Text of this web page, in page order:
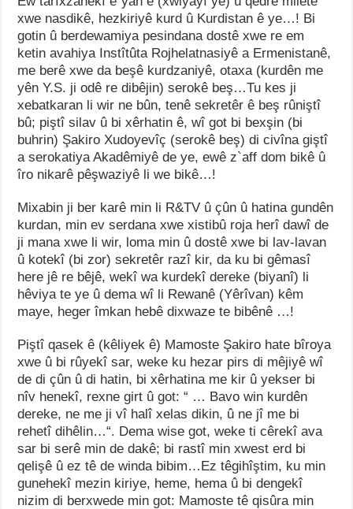
xwe nasdikê, hezkiriyê kurd û Kurdistan ê ye…! Bi
gotin û berdewamiya pesindana dostê xwe re em
ketin avahiya Instîtûta Rojhelatnasiyê a Ermenistanê,
me berê xwe da beşê kurdzaniyê, otaxa (kurdên me
yên Y.S. ji odê re dibêjin) serokê beş…Tu kes ji
xebatkaran li wir ne bûn, tenê sekretêr ê beş rûniştî
bû; piştî silav û bi xêrhatin ê, wî got bi bexşin (bi
buhrin) Şakiro Xudoyevîç (serokê beş) di civîna giştî
a serokatiya Akadêmiyê de ye, ewê z`aff dom bikê û
îro nikarê pêşwaziyê li we bikê…!
Mixabin ji ber karê min li R&TV û çûn û hatina gundên
kurdan, min ev serdana xwe xistibû roja herî dawî de
ji mana xwe li wir, loma min û dostê xwe bi lav-lavan
û kotekî (bi zor) sekretêr razî kir, da ku bi gêmasî
here jê re bêjê, wekî wa kurdekî dereke (biyanî) li
hêviya te ye û dema wî li Rewanê (Yêrîvan) kêm
maye, heger îmkan hebê dixwaze te bibênê …!
Piştî qasek ê (kêliyek ê) Mamoste Şakiro hate bîroya
xwe û bi rûyekî sar, weke ku hezar pirs di mêjiyê wî
de di çûn û di hatin, bi xêrhatina me kir û yekser bi
nîv henekî, rexne girt û got: “ … Bavo win kurdên
dereke, ne me ji vî halî xelas dikin, û ne jî me bi
rehetî dihêlin…“. Dema wise got, weke ti cêrekî ava
sar bi serê min de dakê; bi rastî min xwest erd bi
qelişê û ez tê de winda bibim…Ez têgihîştim, ku min
gunehekî mezin kiriye, heme, hema û bi dengekî
nizim di berxwede min got: Mamoste tê qisûra min